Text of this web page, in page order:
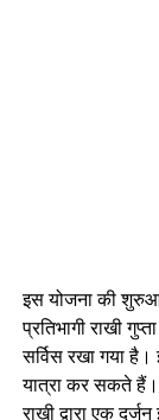
इस योजना की
प्रतिभागी राखी
सर्विस रखा गया
यात्रा कर सकते
राखी द्वारा एक